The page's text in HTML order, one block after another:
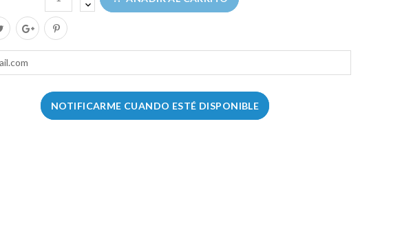
NOTIFICARME CUANDO ESTÉ DISPONIBLE